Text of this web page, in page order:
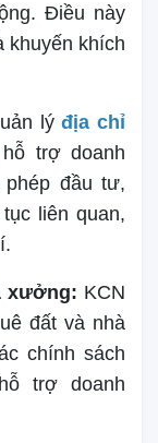
Điều này
khuyến khích
lýđịa chỉ
hỗ trợ doanh
đầu tư,
liên quan,
xưởng: KCN
đất và nhà
chính sách
trợ doanh